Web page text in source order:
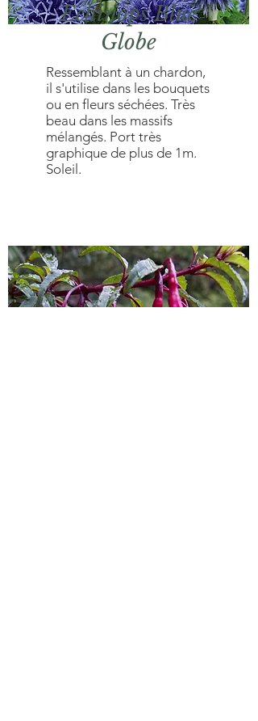
Echinops Blue
Globe
Ressemblant à un chardon,
il s'utilise dans les bouquets
ou en fleurs séchées. Très
beau dans les massifs
mélangés. Port très
graphique de plus de 1m.
Soleil.